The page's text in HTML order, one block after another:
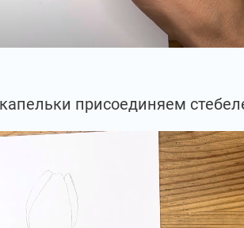
присоединяем